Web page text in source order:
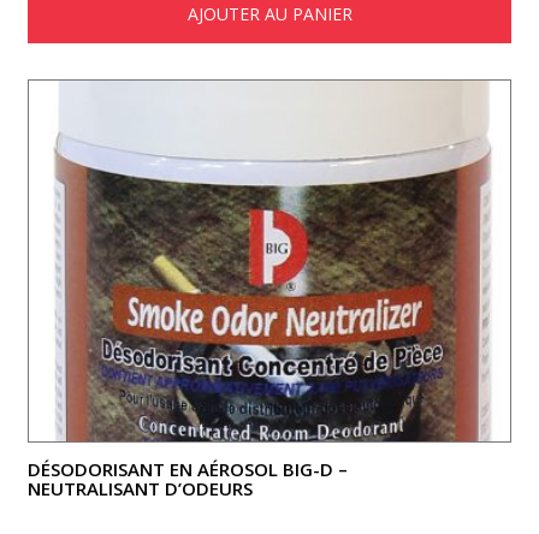
AJOUTER AU PANIER
DÉSODORISANT EN AÉROSOL BIG-D –
NEUTRALISANT D’ODEURS